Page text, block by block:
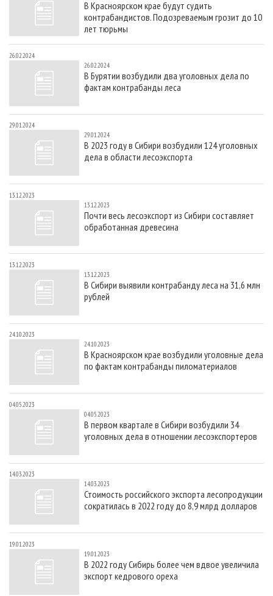
СУШКА ДРЕВЕСИНЫ
ПРОИЗВОДСТВО ДРЕВЕСНЫХ ПЛИТ
ДЕРЕВЯННОЕ ДОМОСТРОЕНИЕ
ПРОИЗВОДСТВО МЕБЕЛИ
БИОЭНЕРГЕТИКА
ЦБП
ИНСТРУМЕНТ И МАТЕРИАЛЫ
ПЕРСОНЫ
МОБИЛЬНЫЕ ВЫСТАВКИ
ПРИОРИТЕТНЫЕ ИНВЕСТПРОЕКТЫ
RUSSIAN FORESTRY REVIEW
ГАЗЕТА ЛЕСПРОМФОРУМ
БИБЛИОТЕКА СПЕЦИАЛИСТА
КОНТАКТЫ
РЕКЛАМА
РЕКЛАМА НА САЙТЕ
В Красноярском крае будут судить
контрабандистов. Подозреваемым грозит до 10
лет тюрьмы
26.02.2024
26.02.2024
В Бурятии возбудили два уголовных дела по
фактам контрабанды леса
29.01.2024
29.01.2024
В 2023 году в Сибири возбудили 124 уголовных
дела в области лесоэкспорта
13.12.2023
13.12.2023
Почти весь лесоэкспорт из Сибири составляет
обработанная древесина
13.12.2023
13.12.2023
В Сибири выявили контрабанду леса на 31,6 млн
рублей
24.10.2023
24.10.2023
В Красноярском крае возбудили уголовные дела
по фактам контрабанды пиломатериалов
04.05.2023
04.05.2023
В первом квартале в Сибири возбудили 34
уголовных дела в отношении лесоэкспортеров
14.03.2023
14.03.2023
Стоимость российского экспорта лесопродукции
сократилась в 2022 году до 8,9 млрд долларов
19.01.2023
19.01.2023
В 2022 году Сибирь более чем вдвое увеличила
экспорт кедрового ореха